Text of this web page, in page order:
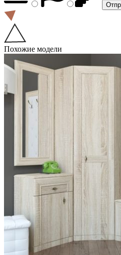
Похожие модели